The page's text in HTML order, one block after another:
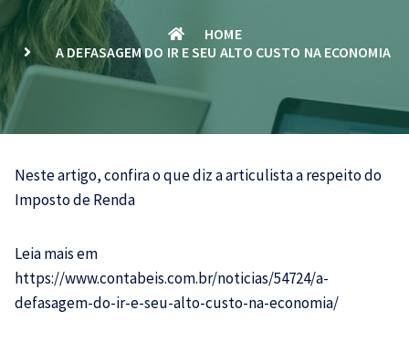
HOME
A DEFASAGEM DO IR E SEU ALTO CUSTO NA ECONOMIA
Neste artigo, confira o que diz a articulista a respeito do
Imposto de Renda
Leia mais em
https://www.contabeis.com.br/noticias/54724/a-
defasagem-do-ir-e-seu-alto-custo-na-economia/